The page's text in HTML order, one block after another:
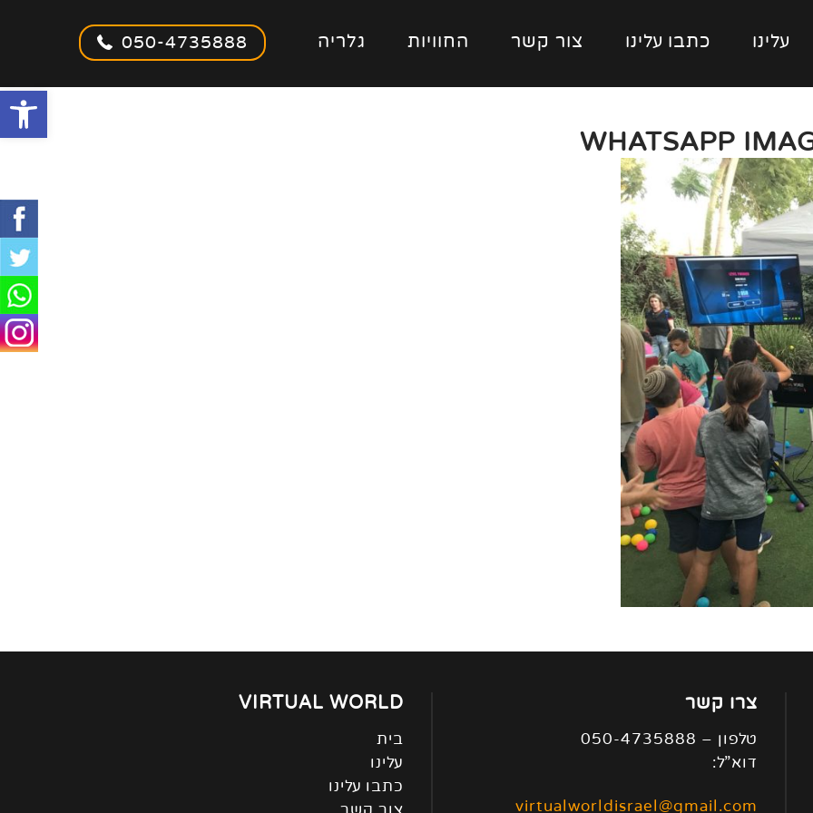
עלינו כתבו עלינו צור קשר החוויות גלריה 050-4735888
WHATSAPP
VIRTUAL WORLD
בית
עלינו
כתבו עלינו
צרו קשר
טלפון – 050-4735888
דוא”ל:
virtualworldisrael@gmail.com